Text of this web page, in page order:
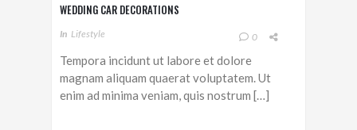
WEDDING CAR DECORATIONS
In Lifestyle 0
Tempora incidunt ut labore et dolore
magnam aliquam quaerat voluptatem. Ut
enim ad minima veniam, quis nostrum […]